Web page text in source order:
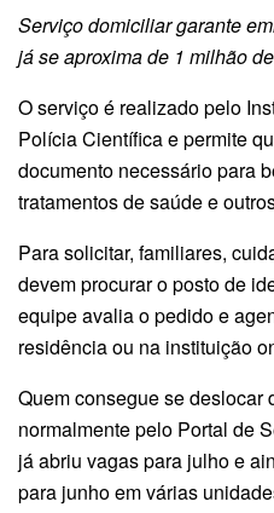
Serviço domiciliar garante
já se aproxima de 1 milhão
O serviço é realizado pelo
Polícia Científica e permite
documento necessário para
tratamentos de saúde e
Para solicitar, familiares,
devem procurar o posto de
equipe avalia o pedido e
residência ou na instituição
Quem consegue se deslocar
normalmente pelo Portal de
já abriu vagas para julho e
para junho em várias